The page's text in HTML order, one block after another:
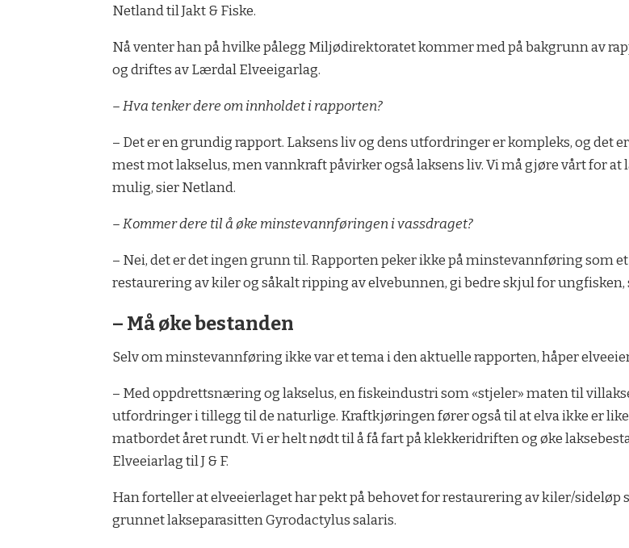
Netland til Jakt & Fiske.
Nå venter han på hvilke pålegg Miljødirektoratet kommer med på bakgrunn av
og driftes av Lærdal Elveeigarlag.
– Hva tenker dere om innholdet i rapporten?
– Det er en grundig rapport. Laksens liv og dens utfordringer er kompleks, og det
mest mot lakselus, men vannkraft påvirker også laksens liv. Vi må gjøre vårt for
mulig, sier Netland.
– Kommer dere til å øke minstevannføringen i vassdraget?
– Nei, det er det ingen grunn til. Rapporten peker ikke på minstevannføring som
restaurering av kiler og såkalt ripping av elvebunnen, gi bedre skjul for ungfisken,
– Må øke bestanden
Selv om minstevannføring ikke var et tema i den aktuelle rapporten, håper
– Med oppdrettsnæring og lakselus, en fiskeindustri som «stjeler» maten til
utfordringer i tillegg til de naturlige. Kraftkjøringen fører også til at elva ikke er
matbordet året rundt. Vi er helt nødt til å få fart på klekkeridriften og øke
Elveeiarlag til J & F.
Han forteller at elveeierlaget har pekt på behovet for restaurering av kiler/sideløp
grunnet lakseparasitten Gyrodactylus salaris.